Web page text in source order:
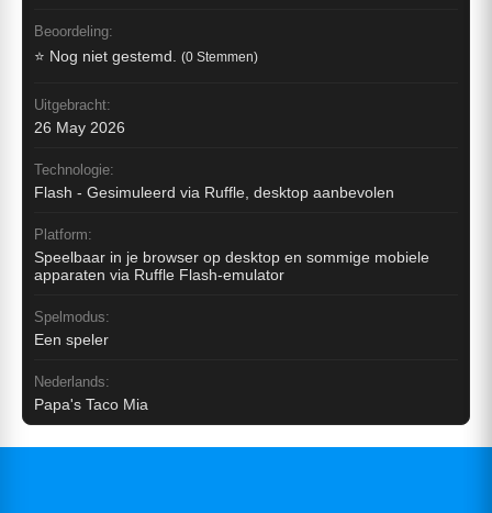
Beoordeling:
⭐ Nog niet gestemd. (0 Stemmen)
Uitgebracht:
26 May 2026
Technologie:
Flash - Gesimuleerd via Ruffle, desktop aanbevolen
Platform:
Speelbaar in je browser op desktop en sommige mobiele
apparaten via Ruffle Flash-emulator
Spelmodus:
Een speler
Nederlands:
Papa's Taco Mia